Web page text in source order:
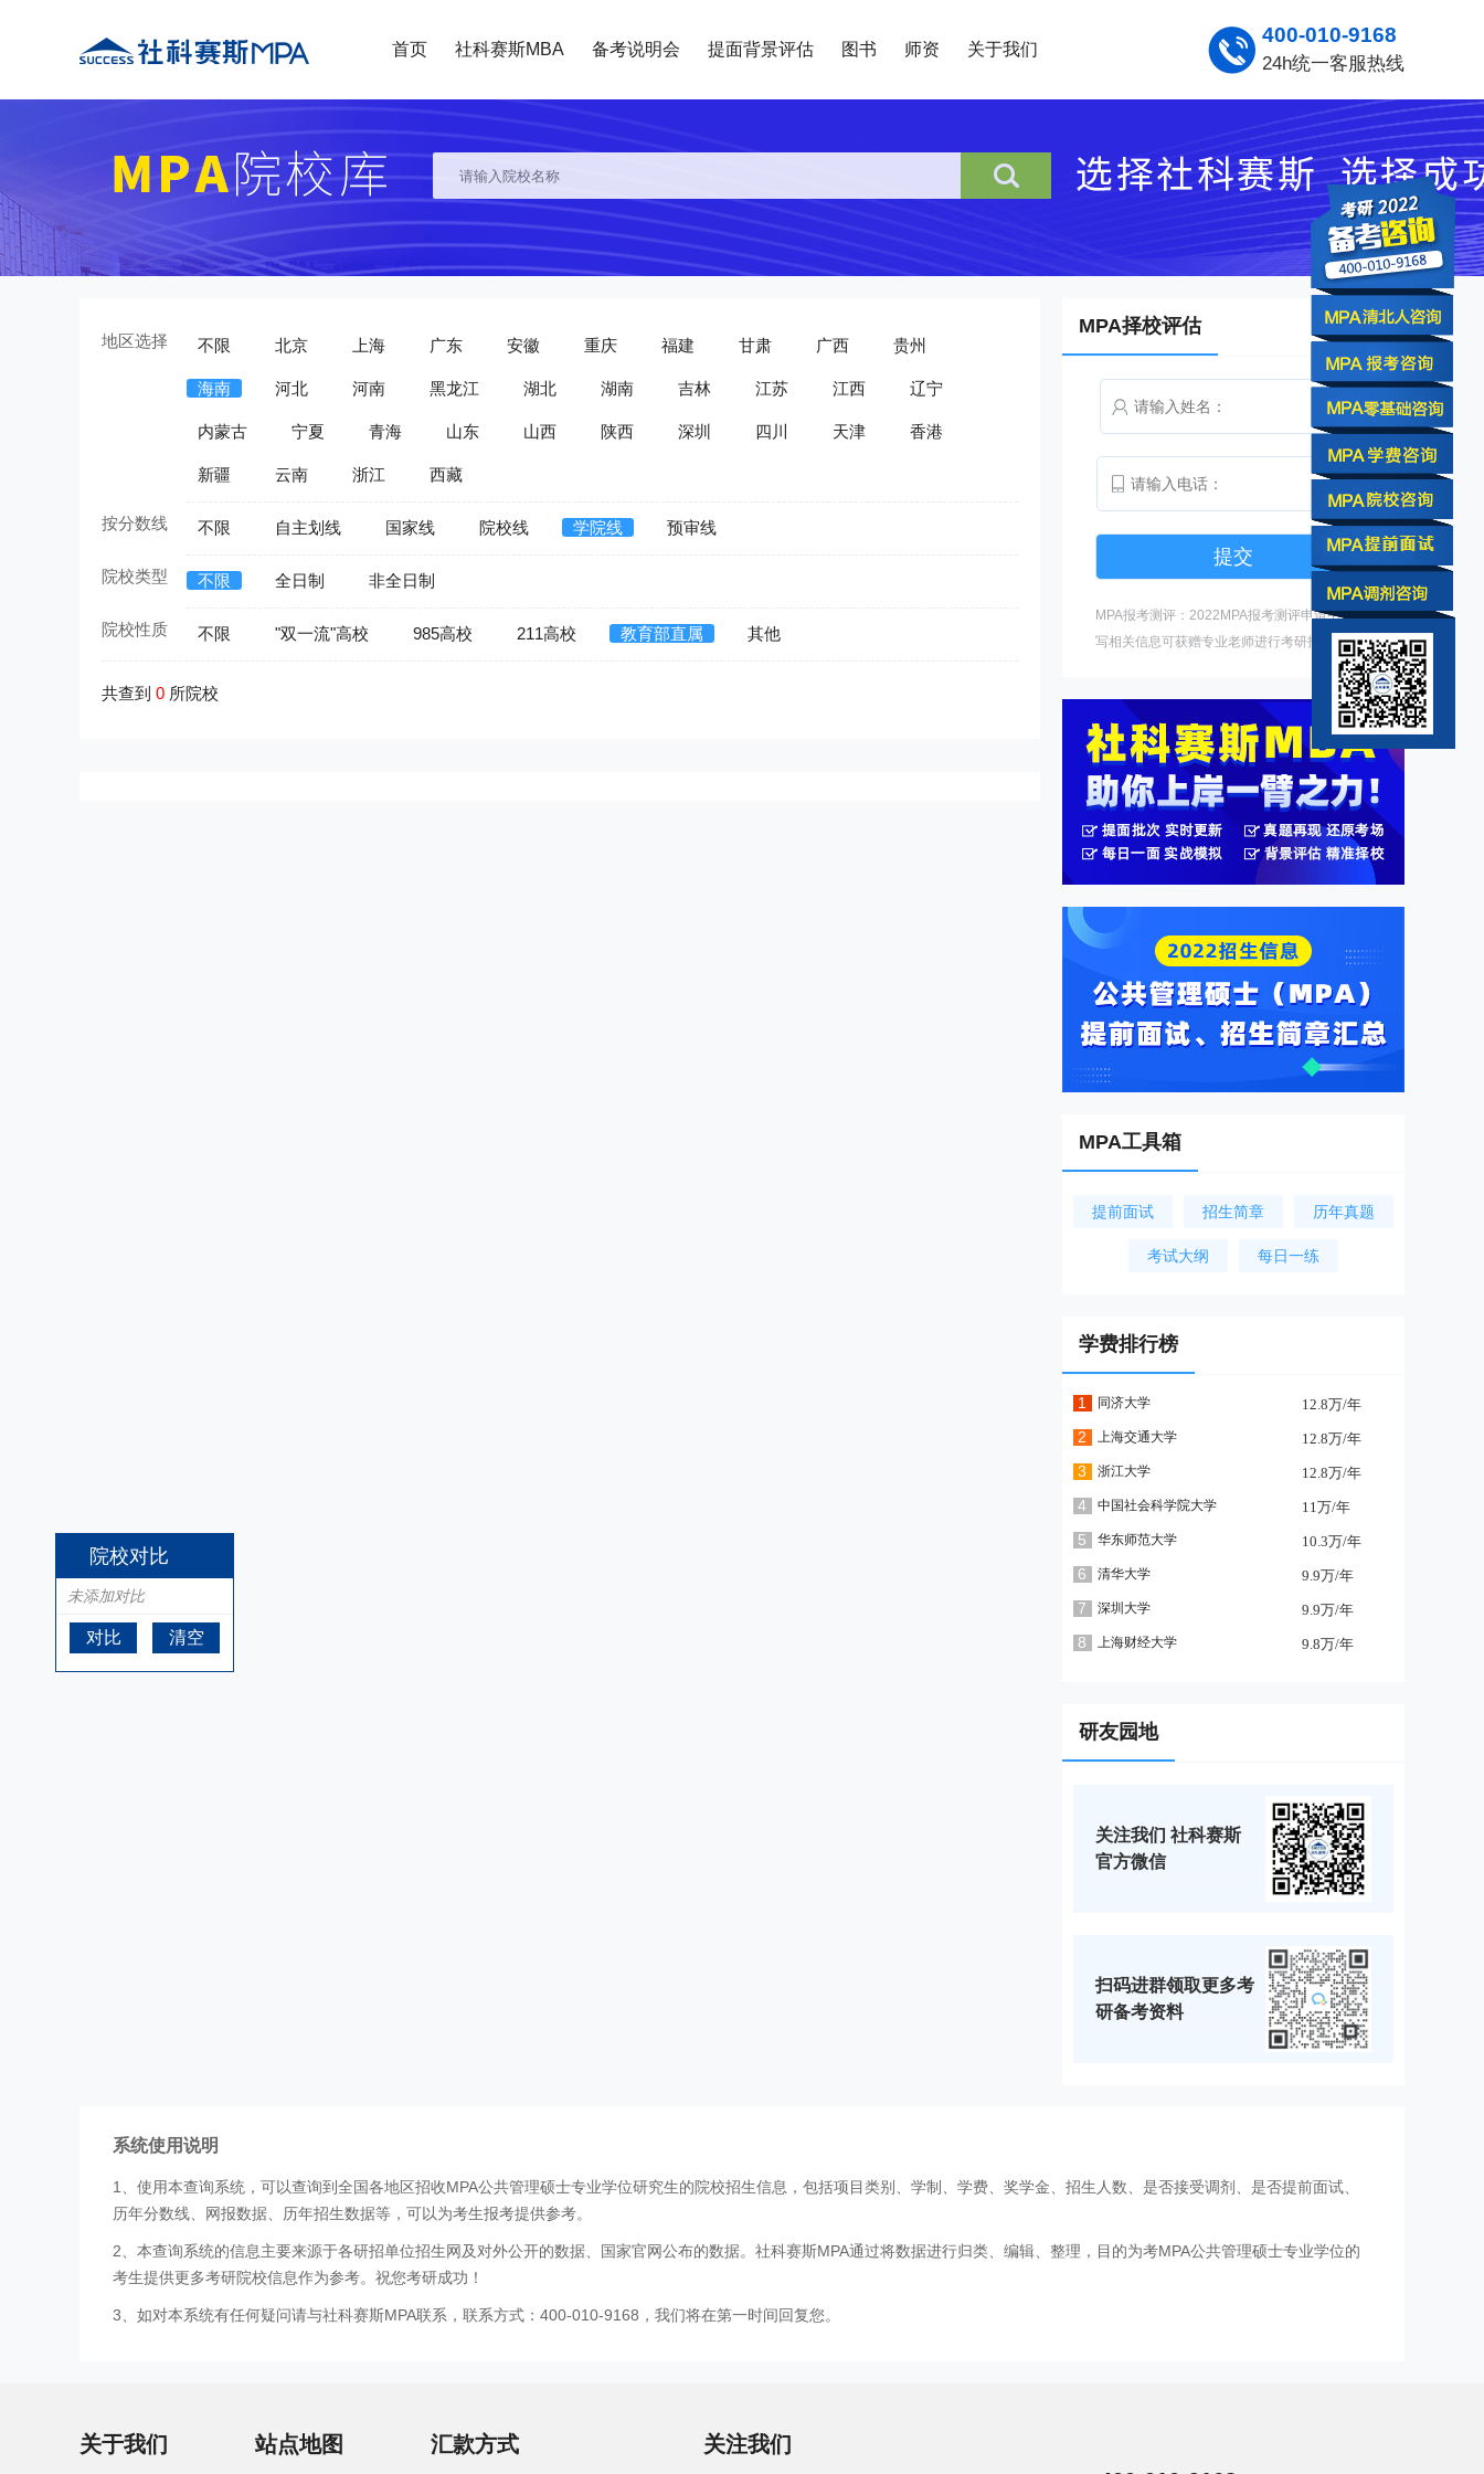
首页 社科赛斯MBA 备考说明会 提面背景评估 图书 师资 关于我们
400-010-9168
24h统一客服热线
地区选择 不限 北京 上海 广东 安徽 重庆 福建 甘肃 广西 贵州
海南 河北 河南 黑龙江 湖北 湖南 吉林 江苏 江西 辽宁
内蒙古 宁夏 青海 山东 山西 陕西 深圳 四川 天津 香港
新疆 云南 浙江 西藏
按分数线 不限 自主划线 国家线 院校线 学院线 预审线
院校类型 不限 全日制 非全日制
院校性质 不限 "双一流"高校 985高校 211高校 教育部直属 其他
共查到 0 所院校
MPA择校评估
MPA报考测评：2022MPA报考测评申请中，填
写相关信息可获赠专业老师进行考研指导。
MPA工具箱
提前面试 招生简章 历年真题
考试大纲 每日一练
学费排行榜
1 同济大学 12.8万/年
2 上海交通大学 12.8万/年
3 浙江大学 12.8万/年
4 中国社会科学院大学 11万/年
5 华东师范大学 10.3万/年
6 清华大学 9.9万/年
7 深圳大学 9.9万/年
8 上海财经大学 9.8万/年
研友园地
关注我们 社科赛斯
官方微信
扫码进群领取更多考
研备考资料
系统使用说明
1、使用本查询系统，可以查询到全国各地区招收MPA公共管理硕士专业学位研究生的院校招生信息，包括项目类别、学制、学费、奖学金、招生人数、是否接受调剂、是否提前面试、
历年分数线、网报数据、历年招生数据等，可以为考生报考提供参考。
2、本查询系统的信息主要来源于各研招单位招生网及对外公开的数据、国家官网公布的数据。社科赛斯MPA通过将数据进行归类、编辑、整理，目的为考MPA公共管理硕士专业学位的
考生提供更多考研院校信息作为参考。祝您考研成功！
3、如对本系统有任何疑问请与社科赛斯MPA联系，联系方式：400-010-9168，我们将在第一时间回复您。
院校对比
未添加对比
对比 清空
关于我们 站点地图 汇款方式
关注我们